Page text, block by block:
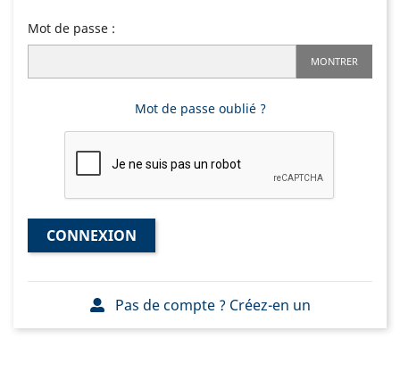
Mot de passe :
MONTRER
Mot de passe oublié ?
CONNEXION
Pas de compte ? Créez-en un